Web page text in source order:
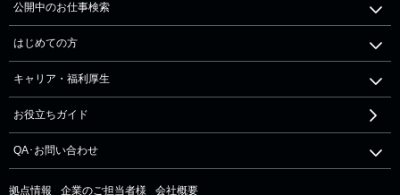
公開中のお仕事検索
はじめての方
キャリア・福利厚生
お役立ちガイド
QA･お問い合わせ
拠点情報 企業のご担当者様 会社概要